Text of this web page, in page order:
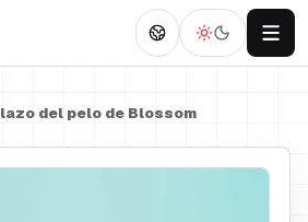
lazo del pelo de Blossom